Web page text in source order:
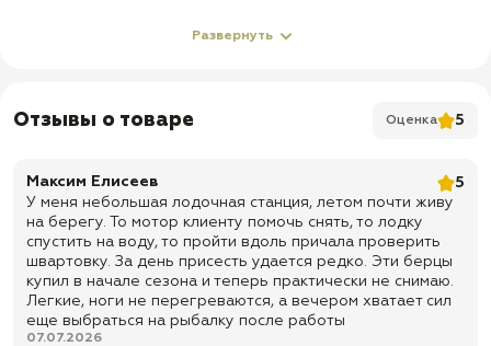
О товаре
✅ Бренд: Garsing ( Гарсинг )
✅ Модель: 50350
✅ Размеры: 39–47
✅ Высота берца: 200 ± 3 мм
✅ Верх: натуральная кожа спилок «Велюр» + нейлон
Развернуть
Отзывы о товаре Оценка 5
Максим Елисеев
5
У меня небольшая лодочная станция, летом почти живу
на берегу. То мотор клиенту помочь снять, то лодку
спустить на воду, то пройти вдоль причала проверить
швартовку. За день присесть удается редко. Эти берцы
купил в начале сезона и теперь практически не снимаю.
Легкие, ноги не перегреваются, а вечером хватает сил
еще выбраться на рыбалку после работы
07.07.2026